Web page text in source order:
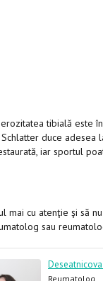
tibială este
duce adesea
iar sportul
cu atenţie şi să
sau
Reumatolog